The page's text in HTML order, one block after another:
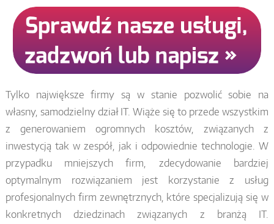
Tylko największe firmy są w stanie pozwolić sobie na
własny, samodzielny dział IT. Wiąże się to przede wszystkim
z generowaniem ogromnych kosztów, związanych z
inwestycją tak w zespół, jak i odpowiednie technologie. W
przypadku mniejszych firm, zdecydowanie bardziej
optymalnym rozwiązaniem jest korzystanie z usług
profesjonalnych firm zewnętrznych, które specjalizują się w
konkretnych dziedzinach związanych z branżą IT.